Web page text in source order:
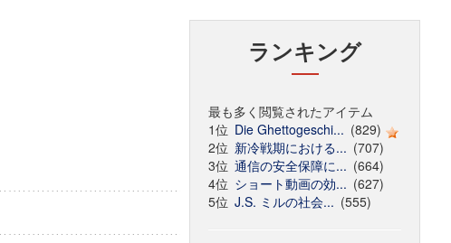
ランキング
最も多く閲覧されたアイテム
1位 Die Ghettogeschi... (829)
2位 新冷戦期における... (707)
3位 通信の安全保障に... (664)
4位 ショート動画の効... (627)
5位 J.S. ミルの社会... (555)